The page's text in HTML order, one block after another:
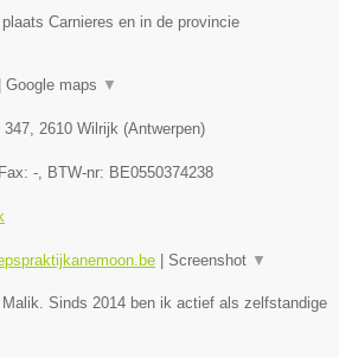
Carnieres en in de provincie
Google maps ▼
347, 2610 Wilrijk (Antwerpen)
-, BTW-nr: BE0550374238
Screenshot ▼
Sinds 2014 ben ik actief als zelfstandige